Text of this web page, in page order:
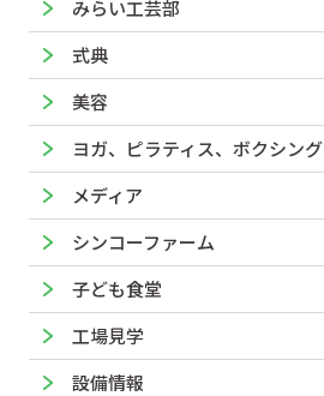
みらい工芸部
式典
美容
ヨガ、ピラティス、ボクシング
メディア
シンコーファーム
子ども食堂
工場見学
設備情報